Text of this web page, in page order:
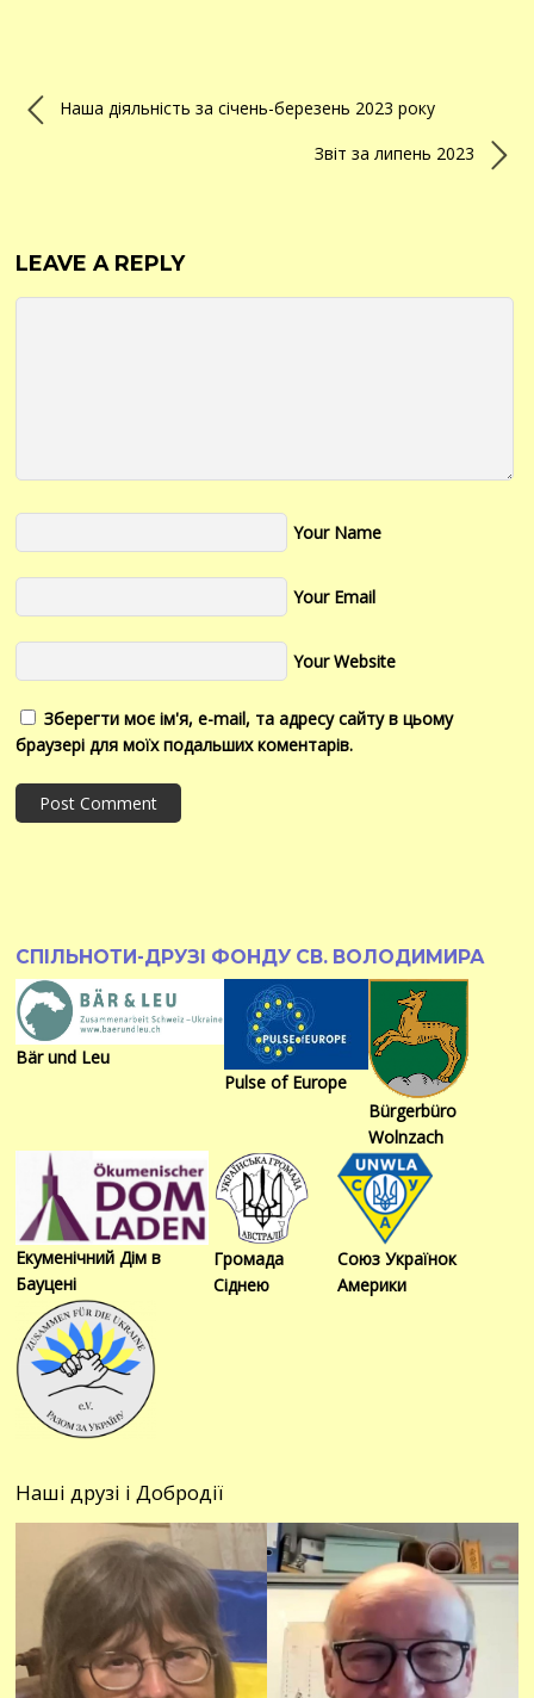
Наша діяльність за січень-березень 2023 року
Звіт за липень 2023
LEAVE A REPLY
Your Name
Your Email
Your Website
Зберегти моє ім'я, e-mail, та адресу сайту в цьому
браузері для моїх подальших коментарів.
СПІЛЬНОТИ-ДРУЗІ ФОНДУ СВ. ВОЛОДИМИРА
Bär und Leu
Pulse of Europe
Bürgerbüro
Wolnzach
Екуменічний Дім в
Бауцені
Громада
Сіднею
Союз Українок
Америки
Наші друзі і Добродії